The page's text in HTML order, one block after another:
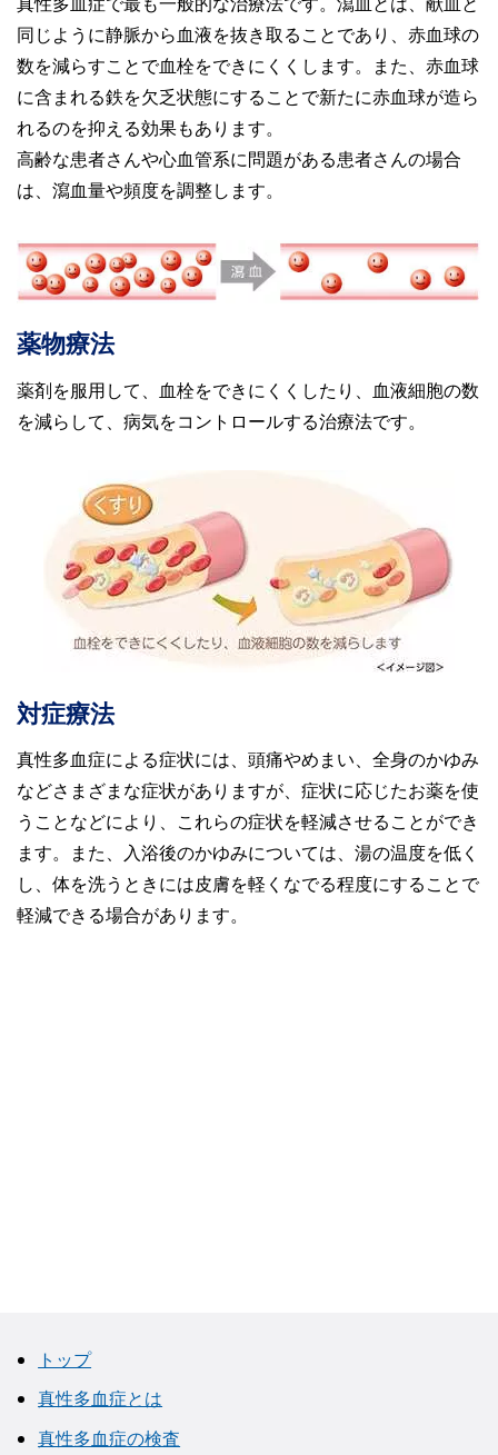
同じように静脈から血液を抜き取ることであり、赤血球の
数を減らすことで血栓をできにくくします。また、赤血球
に含まれる鉄を欠乏状態にすることで新たに赤血球が造ら
れるのを抑える効果もあります。
高齢な患者さんや心血管系に問題がある患者さんの場合
は、瀉血量や頻度を調整します。
薬物療法
薬剤を服用して、血栓をできにくくしたり、血液細胞の数
を減らして、病気をコントロールする治療法です。
対症療法
真性多血症による症状には、頭痛やめまい、全身のかゆみ
などさまざまな症状がありますが、症状に応じたお薬を使
うことなどにより、これらの症状を軽減させることができ
ます。また、入浴後のかゆみについては、湯の温度を低く
し、体を洗うときには皮膚を軽くなでる程度にすることで
軽減できる場合があります。
トップ
真性多血症とは
真性多血症の検査